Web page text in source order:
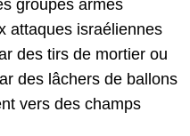
groupes armés
attaques israéliennes
des tirs de mortier ou
des lâchers de ballons
vers des champs